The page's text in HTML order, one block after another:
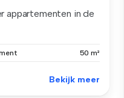
appartementen in de
50 m²
Bekijk meer